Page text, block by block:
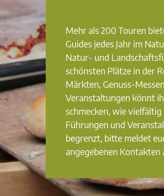
Mehr als 200 Touren
Guides jedes Jahr im
Natur- und
schönsten Plätze in der
Märkten, Genuss-
Veranstaltungen könnt
schmecken, wie
Führungen und
begrenzt, bitte meldet
angegebenen Kontakten